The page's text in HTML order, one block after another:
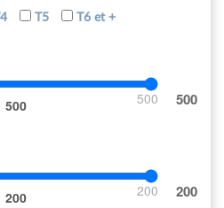
T5 T6 et +
500 500
200 200